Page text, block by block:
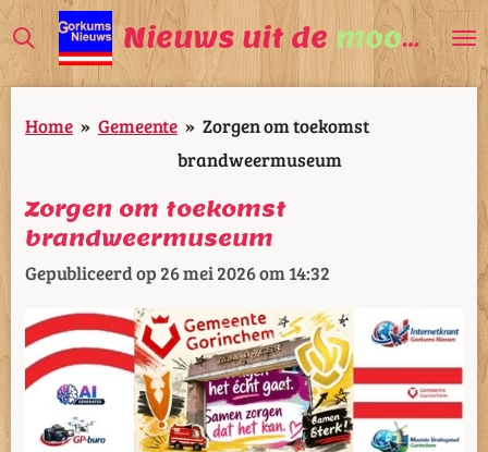
Ga
direct
naar
de
Nieuws uit de mooiste
Home » Gemeente » Zorgen om toekomst
brandweermuseum
Zorgen om toekomst
brandweermuseum
Gepubliceerd op 26 mei 2026 om 14:32